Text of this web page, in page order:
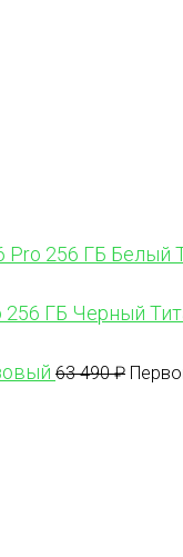
Pro 256 ГБ Белый
256 ГБ Черный
63 490₽